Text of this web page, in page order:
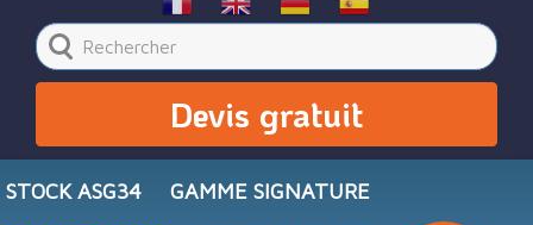
Devis gratuit
STOCK ASG34
GAMME SIGNATURE